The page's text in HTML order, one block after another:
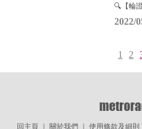
🔍【輪
2022/
1 2
回主頁｜ 關於我們 使用條款及細則